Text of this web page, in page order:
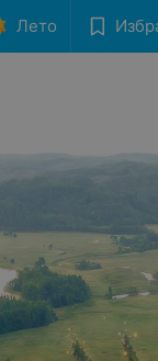
Лето